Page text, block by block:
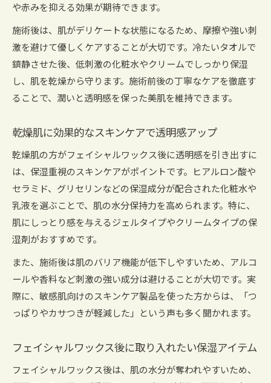
や赤みを抑える効果が期待できます。
施術後は、肌がデリケートな状態になるため、摩擦や強い刺
激を避けて優しくケアすることが大切です。冷たいタオルで
鎮静させた後、低刺激の化粧水やクリームでしっかり保湿
し、肌を乾燥から守ります。施術前後の丁寧なケアを徹底す
ることで、潤いと透明感を保った美肌を維持できます。
乾燥肌に効果的なスキンケアで透明感アップ
乾燥肌の方がフェイシャルワックス後に透明感を引き出すに
は、保湿重視のスキンケアがポイントです。ヒアルロン酸や
セラミド、グリセリンなどの保湿成分が配合された化粧水や
乳液を選ぶことで、肌の水分保持力を高められます。特に、
肌にしっとり感を与えるジェルタイプやクリームタイプの保
湿剤がおすすめです。
また、施術後は肌のバリア機能が低下しやすいため、アルコ
ールや香料など刺激の強い成分は避けることが大切です。実
際に、敏感肌向けのスキンケア製品を使った方からは、「つ
っぱりやカサつきが軽減した」という声も多く聞かれます。
フェイシャルワックス後に取り入れたい保湿アイテム
フェイシャルワックス後は、肌の水分が奪われやすいため、